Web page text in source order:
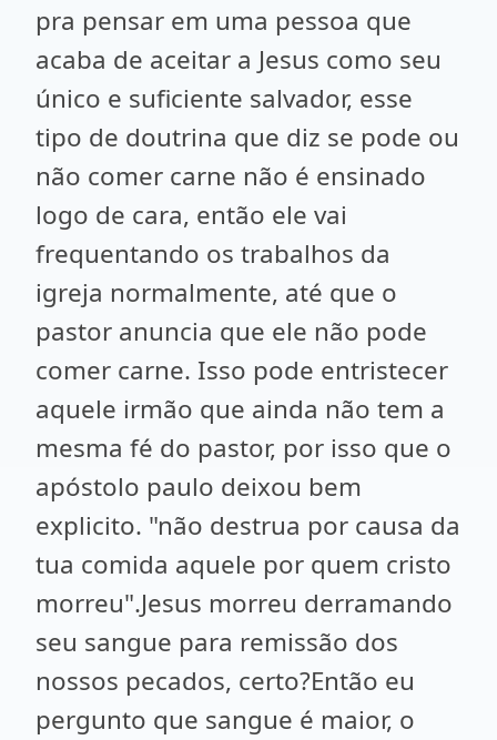
pra pensar em uma pessoa que
acaba de aceitar a Jesus como seu
único e suficiente salvador, esse
tipo de doutrina que diz se pode ou
não comer carne não é ensinado
logo de cara, então ele vai
frequentando os trabalhos da
igreja normalmente, até que o
pastor anuncia que ele não pode
comer carne. Isso pode entristecer
aquele irmão que ainda não tem a
mesma fé do pastor, por isso que o
apóstolo paulo deixou bem
explicito. "não destrua por causa da
tua comida aquele por quem cristo
morreu".Jesus morreu derramando
seu sangue para remissão dos
nossos pecados, certo?Então eu
pergunto que sangue é maior, o